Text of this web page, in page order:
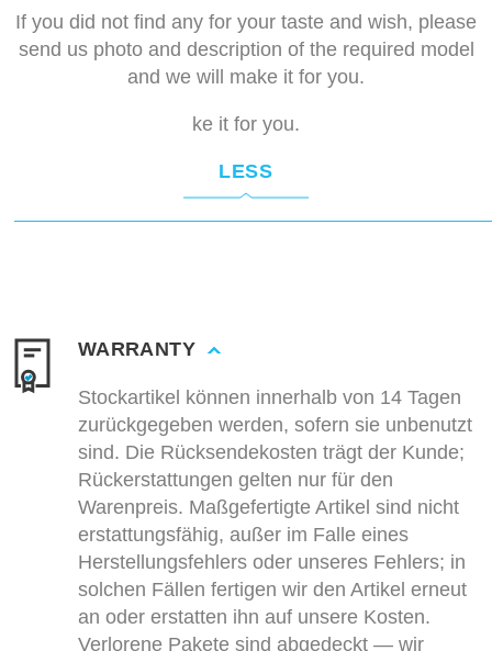
If you did not find any for your taste and wish, please
send us photo and description of the required model
and we will make it for you.
ke it for you.
LESS
WARRANTY
Stockartikel können innerhalb von 14 Tagen
zurückgegeben werden, sofern sie unbenutzt
sind. Die Rücksendekosten trägt der Kunde;
Rückerstattungen gelten nur für den
Warenpreis. Maßgefertigte Artikel sind nicht
erstattungsfähig, außer im Falle eines
Herstellungsfehlers oder unseres Fehlers; in
solchen Fällen fertigen wir den Artikel erneut
an oder erstatten ihn auf unsere Kosten.
Verlorene Pakete sind abgedeckt — wir